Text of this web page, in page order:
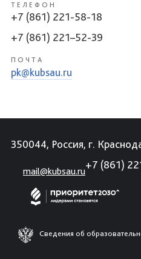
ТЕЛЕФОН
+7 (861) 221-58-18
+7 (861) 221–52-39
ПОЧТА
pk@kubsau.ru
350044, Россия, г.
mail@kubsau.ru
+7 (861)
Сведения об